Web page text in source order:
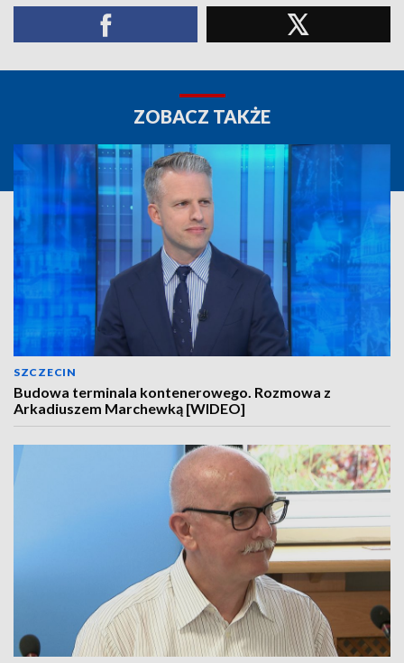
ZOBACZ TAKŻE
SZCZECIN
Budowa terminala kontenerowego. Rozmowa z
Arkadiuszem Marchewką [WIDEO]